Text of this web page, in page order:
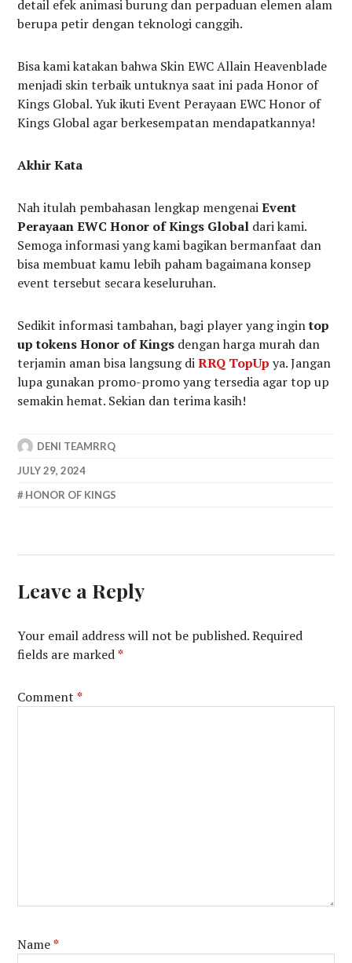
detail efek animasi burung dan perpaduan elemen alam
berupa petir dengan teknologi canggih.
Bisa kami katakan bahwa Skin EWC Allain Heavenblade
menjadi skin terbaik untuknya saat ini pada Honor of
Kings Global. Yuk ikuti Event Perayaan EWC Honor of
Kings Global agar berkesempatan mendapatkannya!
Akhir Kata
Nah itulah pembahasan lengkap mengenaiEvent
Perayaan EWC Honor of Kings Global dari kami.
Semoga informasi yang kami bagikan bermanfaat dan
bisa membuat kamu lebih paham bagaimana konsep
event tersebut secara keseluruhan.
Sedikit informasi tambahan, bagi player yang ingintop
up tokens Honor of Kings dengan harga murah dan
terjamin aman bisa langsung diRRQ TopUp ya. Jangan
lupa gunakan promo-promo yang tersedia agar top up
semakin hemat. Sekian dan terima kasih!
DENI TEAMRRQ
JULY 29, 2024
HONOR OF KINGS
Leave a Reply
Your email address will not be published. Required
fields are marked*
Comment*
Name*